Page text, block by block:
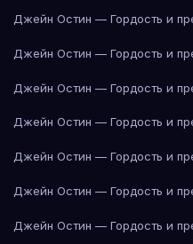
Джейн Остин — Гордость и
Джейн Остин — Гордость и
Джейн Остин — Гордость и
Джейн Остин — Гордость и
Джейн Остин — Гордость и
Джейн Остин — Гордость и
Джейн Остин — Гордость и